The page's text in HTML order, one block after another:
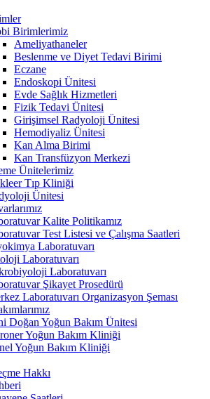
Birimlerimiz
Ameliyathaneler
Beslenme ve Diyet Tedavi Birimi
Eczane
Endoskopi Ünitesi
Evde Sağlık Hizmetleri
Fizik Tedavi Ünitesi
Girişimsel Radyoloji Ünitesi
Hemodiyaliz Ünitesi
Kan Alma Birimi
Kan Transfüzyon Merkezi
Ünitelerimiz
Tıp Kliniği
Ünitesi
Kalite Politikamız
Test Listesi ve Çalışma Saatleri
Laboratuvarı
Laboratuvarı
Laboratuvarı
Şikayet Prosedürü
Laboratuvarı Organizasyon Şeması
Doğan Yoğun Bakım Ünitesi
Yoğun Bakım Kliniği
Yoğun Bakım Kliniği
Hakkı